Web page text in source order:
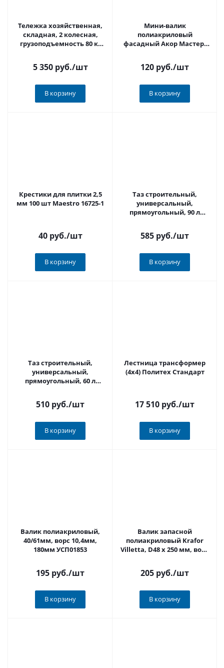
Тележка хозяйственная,
складная, 2 колесная,
грузоподъемность 80 кг
5 350 руб./шт
В корзину
Мини-валик
полиакриловый
фасадный Акор Мастер,
набор 2 шт 535 02 150
120 руб./шт
В корзину
Крестики для плитки 2,5
мм 100 шт Maestro 16725-1
40 руб./шт
В корзину
Таз строительный,
универсальный,
прямоугольный, 90 л
585 руб./шт
В корзину
Таз строительный,
универсальный,
прямоугольный, 60 л
510 руб./шт
В корзину
Лестница трансформер
(4х4) Политех Стандарт
17 510 руб./шт
В корзину
Валик полиакриловый,
40/61мм, ворс 10,4мм,
180мм УСП01853
195 руб./шт
В корзину
Валик запасной
полиакриловый Krafor
Villetta, D48 x 250 мм, ворс
205 руб./шт
В корзину